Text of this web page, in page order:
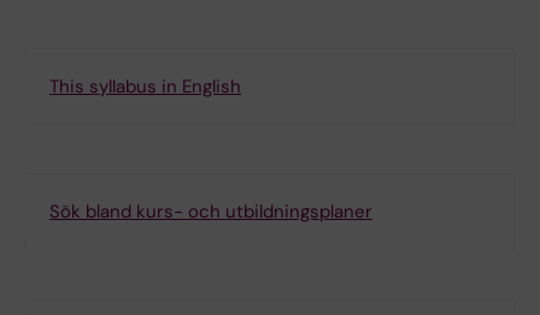
This syllabus in English
Sök bland kurs- och utbildningsplaner